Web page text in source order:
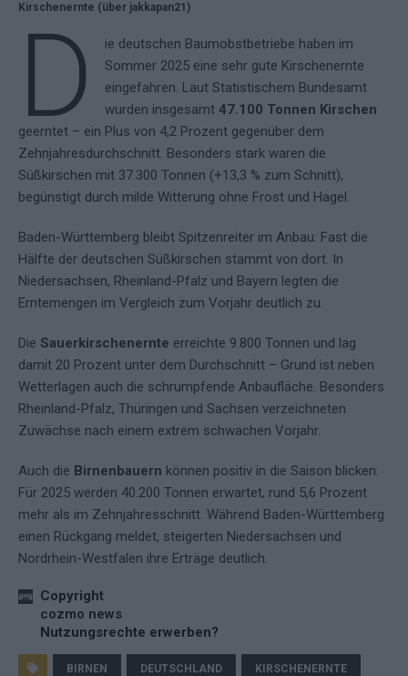
Kirschenernte (über jakkapan21)
D
ie deutschen Baumobstbetriebe haben im
Sommer 2025 eine sehr gute Kirschenernte
eingefahren. Laut Statistischem Bundesamt
wurden insgesamt 47.100 Tonnen Kirschen
geerntet – ein Plus von 4,2 Prozent gegenüber dem
Zehnjahresdurchschnitt. Besonders stark waren die
Süßkirschen mit 37.300 Tonnen (+13,3 % zum Schnitt),
begünstigt durch milde Witterung ohne Frost und Hagel.
Baden-Württemberg bleibt Spitzenreiter im Anbau: Fast die
Hälfte der deutschen Süßkirschen stammt von dort. In
Niedersachsen, Rheinland-Pfalz und Bayern legten die
Erntemengen im Vergleich zum Vorjahr deutlich zu.
Die Sauerkirschenernte erreichte 9.800 Tonnen und lag
damit 20 Prozent unter dem Durchschnitt – Grund ist neben
Wetterlagen auch die schrumpfende Anbaufläche. Besonders
Rheinland-Pfalz, Thüringen und Sachsen verzeichneten
Zuwächse nach einem extrem schwachen Vorjahr.
Auch die Birnenbauern können positiv in die Saison blicken:
Für 2025 werden 40.200 Tonnen erwartet, rund 5,6 Prozent
mehr als im Zehnjahresschnitt. Während Baden-Württemberg
einen Rückgang meldet, steigerten Niedersachsen und
Nordrhein-Westfalen ihre Erträge deutlich.
Copyright
cozmo news
Nutzungsrechte erwerben?
BIRNEN DEUTSCHLAND KIRSCHENERNTE